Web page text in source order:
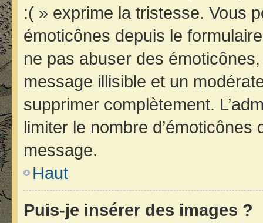
:( » exprime la tristesse. Vous
émoticônes depuis le
ne pas abuser des
message illisible et un
supprimer complètement.
limiter le nombre
message.
Haut
Puis-je insérer des images ?